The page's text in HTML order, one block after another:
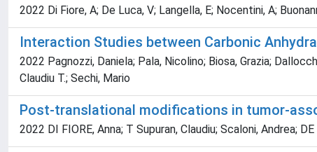
2022 Di Fiore, A; De Luca, V; Langella, E; Nocentini, A;
Interaction Studies between Carbonic
2022 Pagnozzi, Daniela; Pala, Nicolino; Biosa, Grazia;
Claudiu T.; Sechi, Mario
Post-translational modifications in tumor-
2022 DI FIORE, Anna; T Supuran, Claudiu; Scaloni, Andrea;